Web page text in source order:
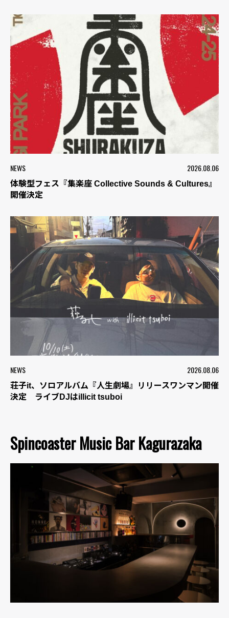
NEWS 2026.08.06
体験型フェス『集楽座 Collective Sounds & Cultures』
開催決定
NEWS 2026.08.06
荘子it、ソロアルバム『人生劇場』リリースワンマン開催
決定 ライブDJはillicit tsuboi
Spincoaster Music Bar Kagurazaka